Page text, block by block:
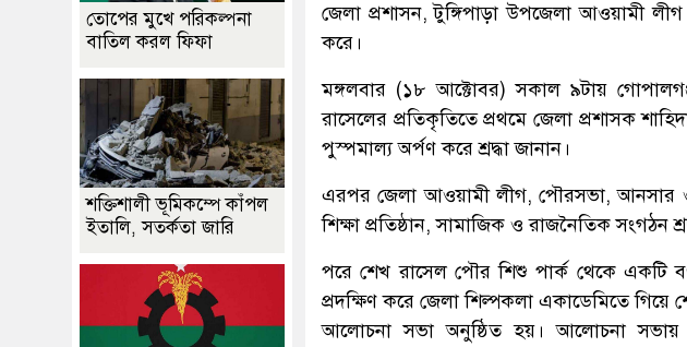
জেলা প্রশাসন, টুঙ্গিপাড়া উপজেলা আওয়ামী
করে।
মঙ্গলবার (১৮ আক্টোবর) সকাল ৯টায়
রাসেলের প্রতিকৃতিতে প্রথমে জেলা প্রশাসক
পুস্পমাল্য অর্পণ করে শ্রদ্ধা জানান।
এরপর জেলা আওয়ামী লীগ, পৌরসভা, আনসার ও
শিক্ষা প্রতিষ্ঠান, সামাজিক ও রাজনৈতিক সংগঠন
পরে শেখ রাসেল পৌর শিশু পার্ক থেকে একটি
প্রদক্ষিণ করে জেলা শিল্পকলা একাডেমিতে গিয়ে
আলোচনা সভা অনুষ্ঠিত হয়। আলোচনা সভায়
তোপের মুখে পরিকল্পনা
বাতিল করল ফিফা
শক্তিশালী ভূমিকম্পে কাঁপল
ইতালি, সতর্কতা জারি